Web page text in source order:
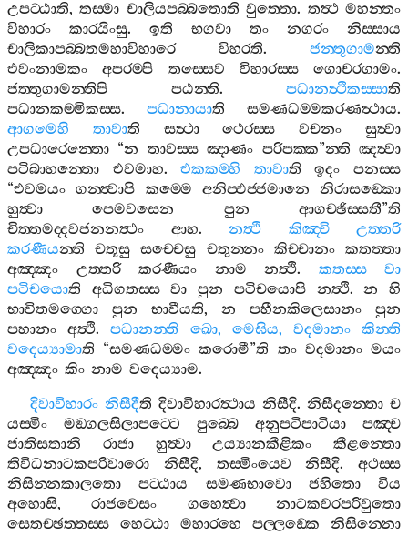
උපට‍්ඨාති,තස‍්මා චාලියපබ‍්බතොති වුත‍්තො. තත්‍ථ මහන‍්තං
විහාරං
කාරයිංසු. ඉති භගවා තං නගරං
නිස‍්සාය
චාලිකාපබ‍්බතමහාවිහාරෙ
විහරති. ජන‍්තුගාමන‍්ති
එවංනාමකං
අපරම‍්පි තස‍්සෙව විහාරස‍්ස ගොචරගාමං.
ජත‍්තුගාමන‍්තිපි
පඨන‍්ති. පධානත්‍ථිකස‍්සාති
පධානකම‍්මිකස‍්ස. පධානායාති සමණධම‍්මකරණත්‍ථාය.
ආගමෙහි
තාවාති සත්‍ථා ථෙරස‍්ස වචනං
සුත්‍වා
උපධාරෙන‍්තො “න තාවස‍්ස ඤාණං පරිපක‍්ක”න‍්ති ඤත්‍වා
පටිබාහන‍්තො
එවමාහ.එකකම‍්හි තාවාති ඉදං
පනස‍්ස
“එවමයං ගන‍්ත්‍වාපි කම‍්මෙ අනිප‍්ඵජ‍්ජමානෙ
නිරාසඞ‍්කො
හුත්‍වා
පෙමවසෙන පුන ආගච‍්ඡිස‍්සතී”ති
චිත‍්තමද‍්දවජනනත්‍ථං
ආහ. නත්‍ථි කිඤ‍්චි
උත‍්තරි
කරණීයන‍්ති චතූසු සච‍්චෙසු චතුන‍්නං කිච‍්චානං කතත‍්තා
අඤ‍්ඤං
උත‍්තරි කරණීයං නාම නත්‍ථි. කතස‍්ස
වා
පටිචයොති අධිගතස‍්ස වා පුන පටිචයොපි නත්‍ථි.න
හි
භාවිතමග‍්ගො
පුන භාවීයති, න පහීනකිලෙසානං
පුන
පහානං
අත්‍ථි.පධානන‍්ති ඛො, මෙඝිය, වදමානං
කින‍්ති
වදෙය්‍යාමාති “සමණධම‍්මං කරොමී”ති තං වදමානං මයං
අඤ‍්ඤං කිං නාම වදෙය්‍යාම.
දිවාවිහාරං නිසීදීති දිවාවිහාරත්‍ථාය නිසීදි. නිසීදන‍්තො ච
යස‍්මිං
මඞ‍්ගලසිලාපට‍්ටෙ පුබ‍්බෙ අනුපටිපාටියා
පඤ‍්ච
ජාතිසතානි
රාජා හුත්‍වා උය්‍යානකීළිකං
කීළන‍්තො
තිවිධනාටකපරිවාරො
නිසීදි, තස‍්මිංයෙව නිසීදි. අථස‍්ස
නිසින‍්නකාලතො
පට‍්ඨාය සමණභාවො ජහිතො
විය
අහොසි,රාජවෙසං ගහෙත්‍වා
නාටකවරපරිවුතො
සෙතච‍්ඡත‍්තස‍්ස
හෙට‍්ඨා මහාරහෙ පල‍්ලඞ‍්කෙ
නිසින‍්නො